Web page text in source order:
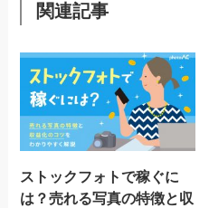
関連記事
ストックフォトで稼ぐに
は？売れる写真の特徴と収